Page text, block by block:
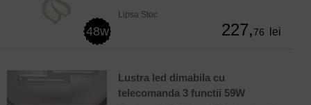
48w
Lipsa Stoc
227,76 lei
Lustra led dimabila cu
telecomanda 3 functii 59W